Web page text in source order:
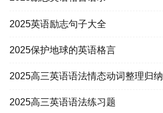
2025英语励志句子大全
2025保护地球的英语格言
2025高三英语语法情态动词整理归纳
2025高三英语语法练习题